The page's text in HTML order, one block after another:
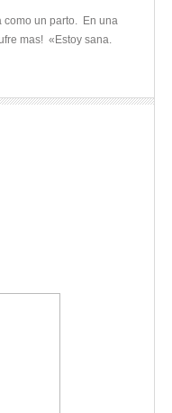
como un parto. En una
mas! «Estoy sana.